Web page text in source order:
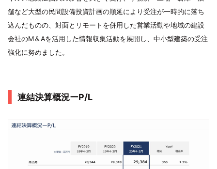
舗など大型の民間設備投資計画の順延により受注が一時的に落ち
込んだものの、対面とリモートを併用した営業活動や地域の建設
会社のM＆Aを活用した情報収集活動を展開し、中小型建築の受注
強化に努めました。
連結決算概況ーP/L